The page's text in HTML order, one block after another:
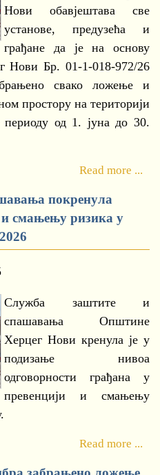
Нови обавјештава све
установе, предузећа и
грађане да је на основу
Нови Бр. 01-1-018-972/26
свако ложење и
простору на територији
од 1. јуна до 30.
Read more ...
покренула
смањењу ризика у
Служба заштите и
спашавања Општине
Херцег Нови кренула је у
подизање нивоа
одговорности грађана у
превенцији и смањењу
Read more ...